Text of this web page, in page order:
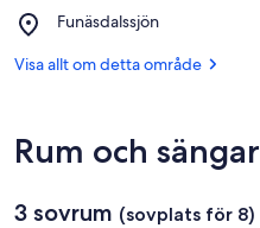
Funäsdalsberget
Funäsdalssjön
Place,
Visa allt om detta område
Rum och sängar
3 sovrum (sovplats för 8)